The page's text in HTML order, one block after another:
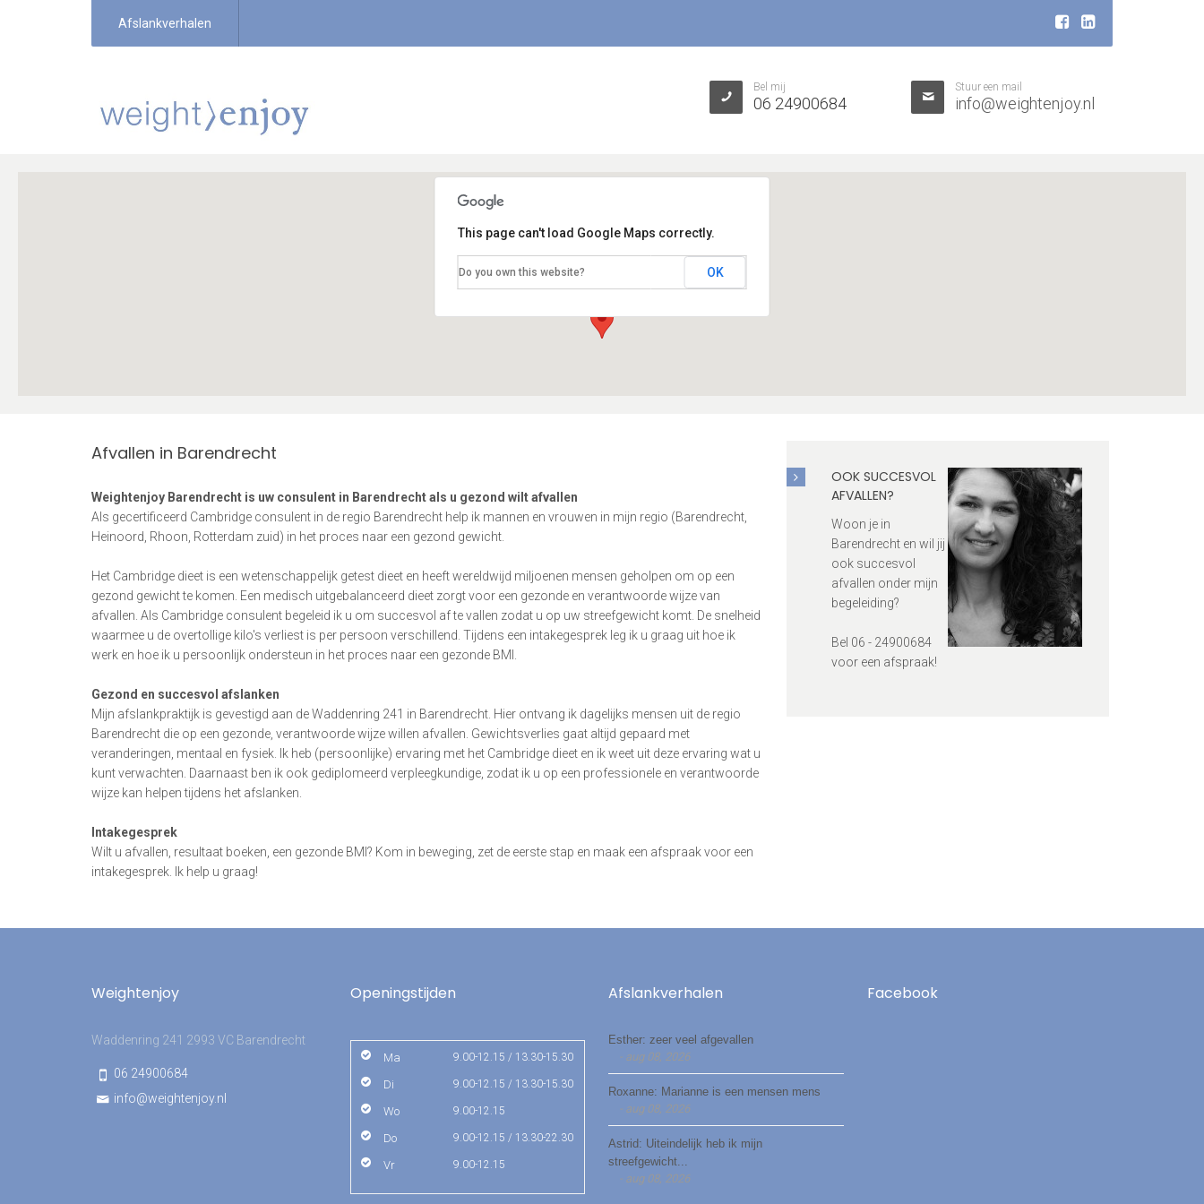
Afslankverhalen
Bel mij
06 24900684
Stuur een mail
info@weightenjoy.nl
Cambridge consulent Weightenjoy
Barendrecht
This page can't load Google Maps correctly.
Do you own this website? OK
Afvallen in Barendrecht
Weightenjoy Barendrecht is uw consulent in Barendrecht als u gezond wilt afvallen
Als gecertificeerd Cambridge consulent in de regio Barendrecht help ik mannen en vrouwen in mijn regio (Barendrecht,
Heinoord, Rhoon, Rotterdam zuid) in het proces naar een gezond gewicht.
Het Cambridge dieet is een wetenschappelijk getest dieet en heeft wereldwijd miljoenen mensen geholpen om op een
gezond gewicht te komen. Een medisch uitgebalanceerd dieet zorgt voor een gezonde en verantwoorde wijze van
afvallen. Als Cambridge consulent begeleid ik u om succesvol af te vallen zodat u op uw streefgewicht komt. De snelheid
waarmee u de overtollige kilo's verliest is per persoon verschillend. Tijdens een intakegesprek leg ik u graag uit hoe ik
werk en hoe ik u persoonlijk ondersteun in het proces naar een gezonde BMI.
Gezond en succesvol afslanken
Mijn afslankpraktijk is gevestigd aan de Waddenring 241 in Barendrecht. Hier ontvang ik dagelijks mensen uit de regio
Barendrecht die op een gezonde, verantwoorde wijze willen afvallen. Gewichtsverlies gaat altijd gepaard met
veranderingen, mentaal en fysiek. Ik heb (persoonlijke) ervaring met het Cambridge dieet en ik weet uit deze ervaring wat u
kunt verwachten. Daarnaast ben ik ook gediplomeerd verpleegkundige, zodat ik u op een professionele en verantwoorde
wijze kan helpen tijdens het afslanken.
Intakegesprek
Wilt u afvallen, resultaat boeken, een gezonde BMI? Kom in beweging, zet de eerste stap en maak een afspraak voor een
intakegesprek. Ik help u graag!
OOK SUCCESVOL
AFVALLEN?
Woon je in
Barendrecht en wil jij
ook succesvol
afvallen onder mijn
begeleiding?
Bel 06 - 24900684
voor een afspraak!
Weightenjoy
Waddenring 241 2993 VC Barendrecht
06 24900684
info@weightenjoy.nl
Openingstijden
Ma 9.00-12.15 / 13.30-15.30
Di 9.00-12.15 / 13.30-15.30
Wo 9.00-12.15
Do 9.00-12.15 / 13.30-22.30
Vr 9.00-12.15
Afslankverhalen
Esther: zeer veel afgevallen
- aug 08, 2026
Roxanne: Marianne is een mensen mens
- aug 08, 2026
Astrid: Uiteindelijk heb ik mijn
streefgewicht...
- aug 08, 2026
Facebook